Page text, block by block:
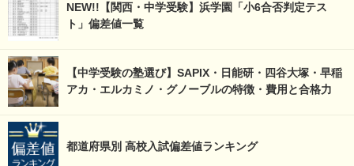
NEW!!【関西・中学受験】浜学園「小6合否判定テス
ト」偏差値一覧
【中学受験の塾選び】SAPIX・日能研・四谷大塚・早稲
アカ・エルカミノ・グノーブルの特徴・費用と合格力
都道府県別 高校入試偏差値ランキング